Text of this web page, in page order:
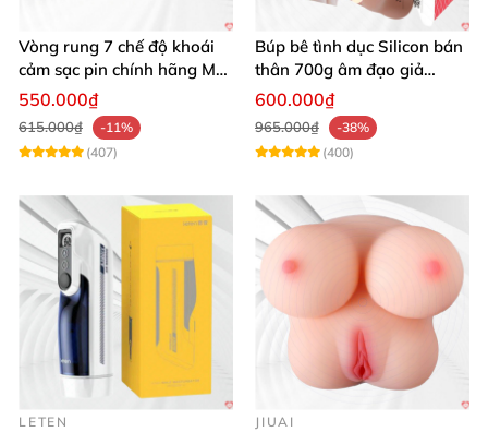
Vòng rung 7 chế độ khoái
cảm sạc pin chính hãng Mỹ
cực phê
550.000₫
615.000₫
-11%
(407)
Búp bê tình dục Silicon bán
thân 700g âm đạo giả
nguyên khối giống thật
600.000₫
965.000₫
-38%
(400)
LETEN JIUAI